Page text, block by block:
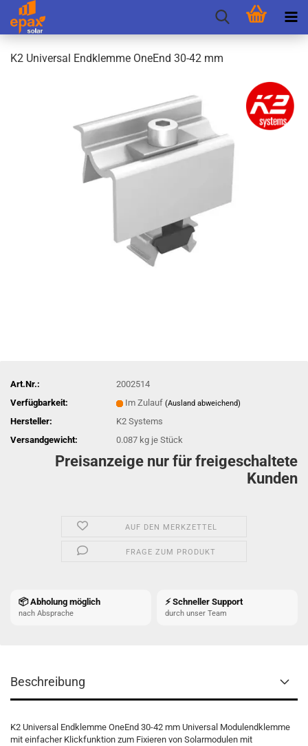
K2 Uni­ver­sal End­klem­me OneEnd 30-42 mm
Art.Nr.:
2002514
Verfügbarkeit:
Im Zulauf (Ausland abweichend)
Hersteller:
K2 Systems
Versandgewicht:
0.087 kg je Stück
Preisanzeige nur für freigeschaltete
Kunden
AUF DEN MERKZETTEL
FRAGE ZUM PRODUKT
📦 Abholung möglich
nach Absprache
⚡ Schneller Support
durch unser Team
Beschreibung
K2 Universal Endklemme OneEnd 30-42 mm Universal Modulendklemme
mit einfacher Klickfunktion zum Fixieren von Solarmodulen mit